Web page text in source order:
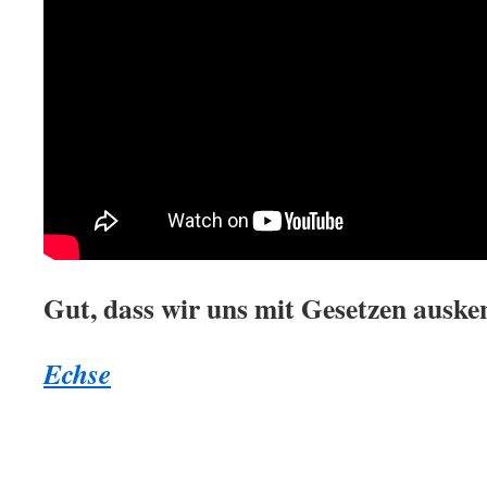
Gut, dass wir uns mit Gesetzen
Echse